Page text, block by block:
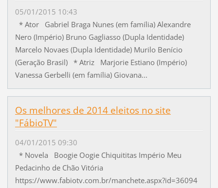
05/01/2015 10:43
* Ator Gabriel Braga Nunes (em família) Alexandre
Nero (Império) Bruno Gagliasso (Dupla Identidade)
Marcelo Novaes (Dupla Identidade) Murilo Benício
(Geração Brasil) * Atriz Marjorie Estiano (Império)
Vanessa Gerbelli (em família) Giovana...
Os melhores de 2014 eleitos no site
"FábioTV"
04/01/2015 09:30
* Novela Boogie Oogie Chiquititas Império Meu
Pedacinho de Chão Vitória
https://www.fabiotv.com.br/manchete.aspx?id=36094